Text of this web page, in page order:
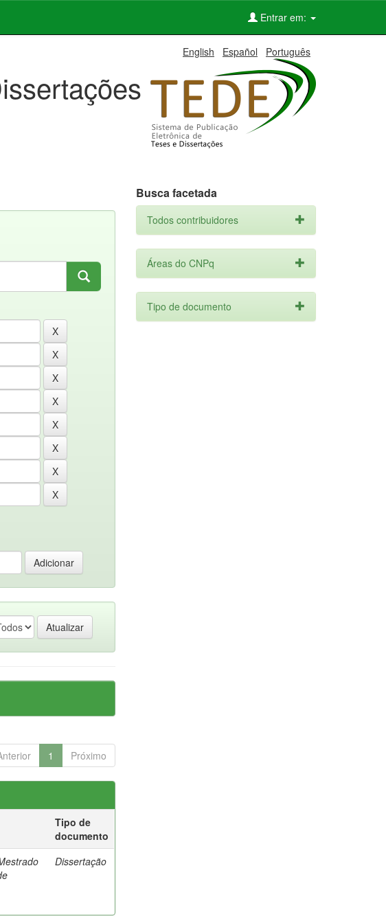
Entrar em:
English Español Português
1 Próximo
Tipo de
documento
Dissertação
Busca facetada
Todos contribuidores
Áreas do CNPq
Tipo de documento